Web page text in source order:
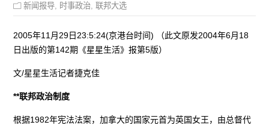
新闻报导 时事政治 联邦大选
2005年11月29日23:5:24(京港台时间) （此文原发2004年6月18
日出版的第142期《星星生活》报第5版）
文/星星生活记者捷克佳
**联邦政治制度
根据1982年宪法法案，加拿大的国家元首为英国女王，由总督代